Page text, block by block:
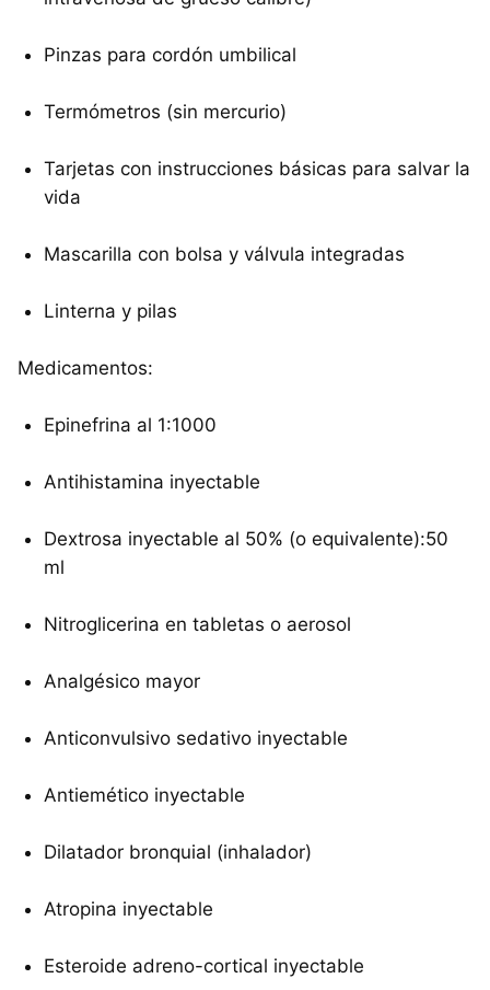
Pinzas para cordón umbilical
Termómetros (sin mercurio)
Tarjetas con instrucciones básicas para salvar la
vida
Mascarilla con bolsa y válvula integradas
Linterna y pilas
Medicamentos:
Epinefrina al 1:1000
Antihistamina inyectable
Dextrosa inyectable al 50% (o equivalente):50
ml
Nitroglicerina en tabletas o aerosol
Analgésico mayor
Anticonvulsivo sedativo inyectable
Antiemético inyectable
Dilatador bronquial (inhalador)
Atropina inyectable
Esteroide adreno-cortical inyectable